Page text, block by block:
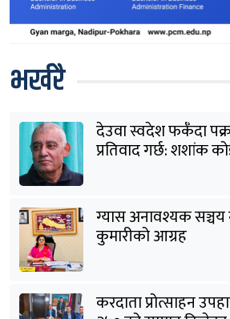
भर्खरै
देउवा स्वदेश फर्कँदा
प्रतिवाद गर्छ: शशांक
ग्यास अनावश्यक सञ्चय
कुमारीको आग्रह
करदाता प्रोत्साहन